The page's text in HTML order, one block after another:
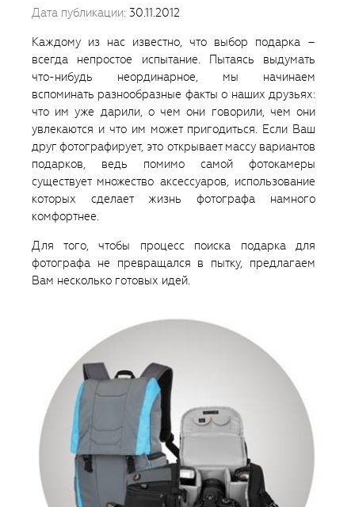
Дата публикации: 30.11.2012
Каждому из нас известно, что выбор подарка –
всегда непростое испытание. Пытаясь выдумать
что-нибудь неординарное, мы начинаем
вспоминать разнообразные факты о наших друзьях:
что им уже дарили, о чем они говорили, чем они
увлекаются и что им может пригодиться. Если Ваш
друг фотографирует, это открывает массу вариантов
подарков, ведь помимо самой фотокамеры
существует множество аксессуаров, использование
которых сделает жизнь фотографа намного
комфортнее.
Для того, чтобы процесс поиска подарка для
фотографа не превращался в пытку, предлагаем
Вам несколько готовых идей.